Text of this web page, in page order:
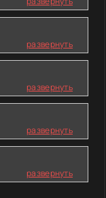
развернуть
развернуть
развернуть
развернуть